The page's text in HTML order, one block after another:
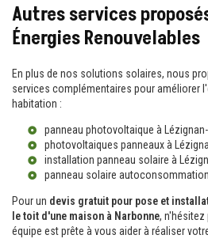
Autres services
Énergies Renouvelables
En plus de nos solutions solaires, nous
services complémentaires pour améliorer
habitation :
panneau photovoltaique à
photovoltaiques panneaux à
installation panneau solaire à
panneau solaire
Pour un devis gratuit pour pose et
le toit d'une maison à Narbonne, n'hésitez
équipe est prête à vous aider à réaliser